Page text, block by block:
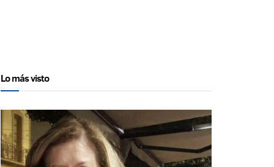
Lo más visto